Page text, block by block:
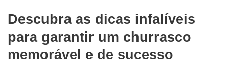
Descubra as dicas infalíveis
para garantir um churrasco
memorável e de sucesso